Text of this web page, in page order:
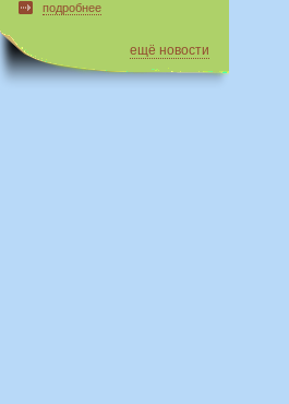
подробнее
ещё новости